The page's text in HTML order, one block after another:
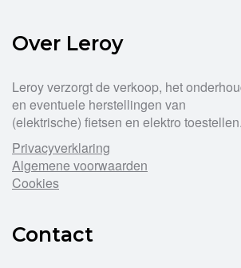
Over Leroy
Leroy verzorgt de verkoop, het
en eventuele herstellingen van
(elektrische) fietsen en elektro toestellen.
Privacyverklaring
Algemene voorwaarden
Cookies
Contact